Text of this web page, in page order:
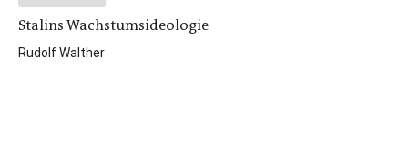
Stalins Wachstumsideologie
Rudolf Walther